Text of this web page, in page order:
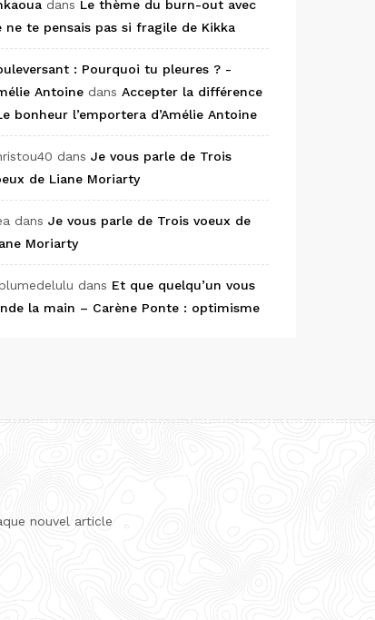
dans Le thème du burn-out avec
ne te pensais pas si fragile de Kikka
: Pourquoi tu pleures ? -
Antoine dans Accepter la différence
bonheur l’emportera d’Amélie Antoine
dans Je vous parle de Trois
de Liane Moriarty
dans Je vous parle de Trois voeux de
Moriarty
dans Et que quelqu’un vous
la main – Carène Ponte : optimisme
nouvel article